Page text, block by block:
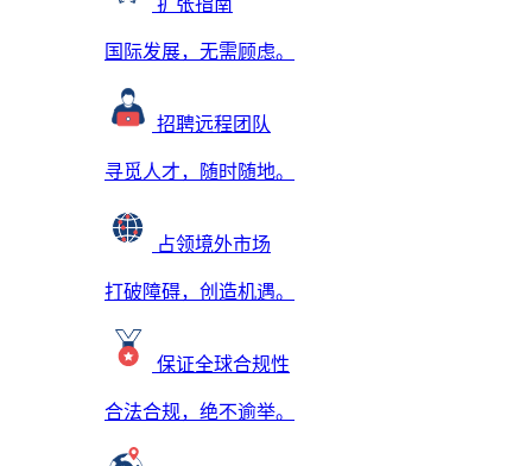
扩张指南
国际发展，无需顾虑。
招聘远程团队
寻觅人才，随时随地。
占领境外市场
打破障碍，创造机遇。
保证全球合规性
合法合规，绝不逾举。